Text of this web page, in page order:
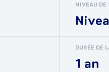
NIVEAU DE
DURÉE DE
1 an